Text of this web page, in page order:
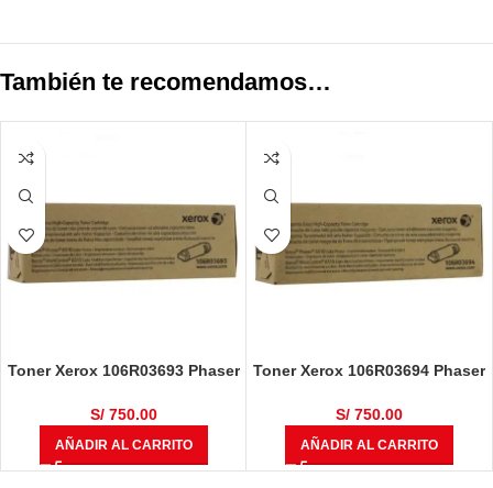
También te recomendamos…
Toner Xerox 106R03693 Phaser
4,300 Páginas
S/750.00
AÑADIR AL CARRITO
Toner Xerox 106R03694 Phaser
Magenta 4,300 Páginas
S/750.00
AÑADIR AL CARRITO